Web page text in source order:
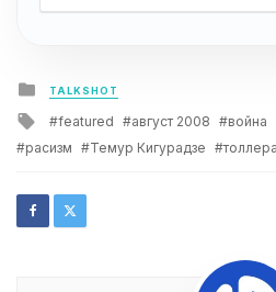
Posted
in
TALKSHOT
Tagged
featured август 2008 война
расизм
Темур Кигурадзе